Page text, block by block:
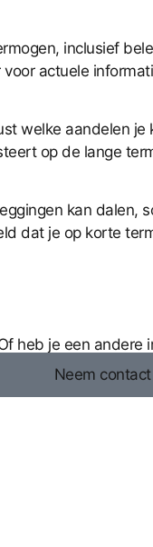
inclusief
actuele
welke aandelen
op de lange
kan
dat je op korte
heb je een
Neem